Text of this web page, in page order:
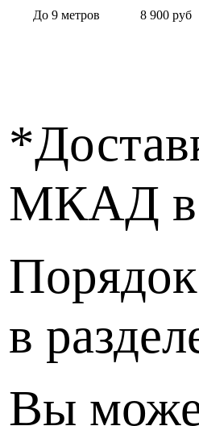
До 9 метров
8 900 руб
МКАД в
в
Вы